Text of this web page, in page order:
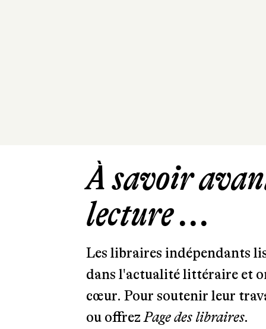
À savoir
lecture ...
Les libraires indépendants
dans l'actualité littéraire et
cœur. Pour soutenir leur
ou offrezPage des libraires.